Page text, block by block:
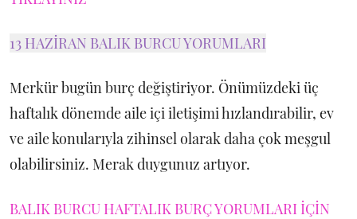
13 HAZİRAN BALIK BURCU YORUMLARI
Merkür bugün burç değiştiriyor. Önümüzdeki üç
haftalık dönemde aile içi iletişimi hızlandırabilir, ev
ve aile konularıyla zihinsel olarak daha çok meşgul
olabilirsiniz. Merak duygunuz artıyor.
BALIK BURCU HAFTALIK BURÇ YORUMLARI İÇİN